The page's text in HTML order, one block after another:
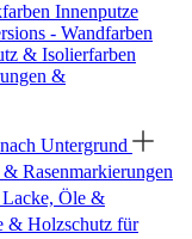
Innenputze
- Wandfarben
& Isolierfarben
&
Untergrund
& Rasenmarkierungen
Lacke, Öle &
& Holzschutz für